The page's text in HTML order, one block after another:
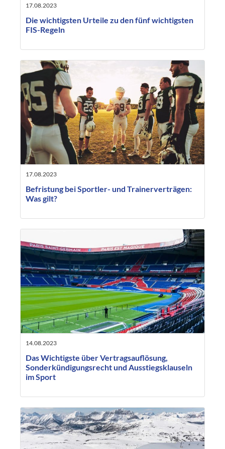
17.08.2023
Die wichtigsten Urteile zu den fünf wichtigsten
FIS-Regeln
17.08.2023
Befristung bei Sportler- und Trainerverträgen:
Was gilt?
14.08.2023
Das Wichtigste über Vertragsauflösung,
Sonderkündigungsrecht und Ausstiegsklauseln
im Sport